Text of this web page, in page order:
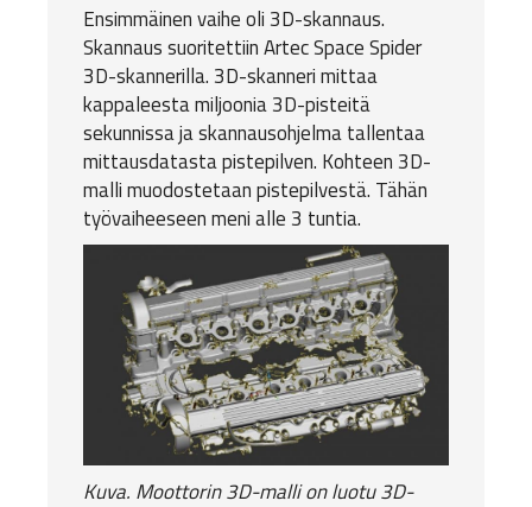
Ensimmäinen vaihe oli 3D-skannaus.
Skannaus suoritettiinArtec Space Spider
3D-skannerilla. 3D-skanneri mittaa
kappaleesta miljoonia 3D-pisteitä
sekunnissa ja skannausohjelma tallentaa
mittausdatasta pistepilven. Kohteen 3D-
malli muodostetaan pistepilvestä. Tähän
työvaiheeseen meni alle 3 tuntia.
Kuva. Moottorin 3D-malli on luotu 3D-